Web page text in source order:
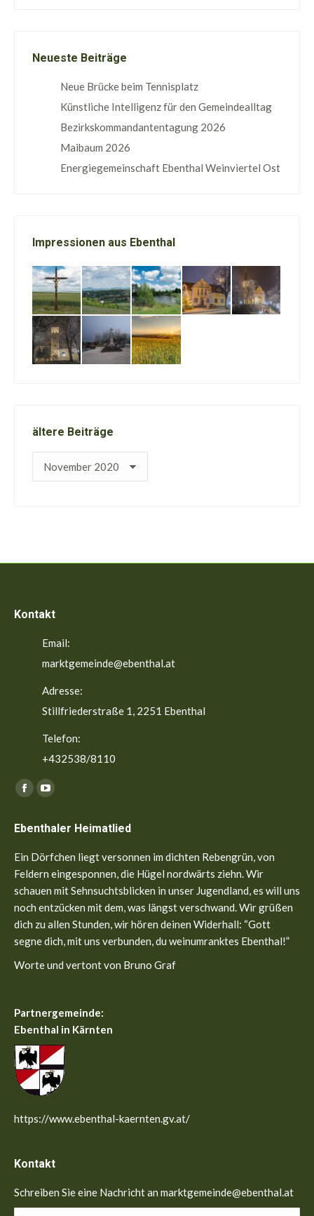
Neueste Beiträge
Neue Brücke beim Tennisplatz
Künstliche Intelligenz für den Gemeindealltag
Bezirkskommandantentagung 2026
Maibaum 2026
Energiegemeinschaft Ebenthal Weinviertel Ost
Impressionen aus Ebenthal
ältere Beiträge
ältere
Kontakt
Email:
marktgemeinde@ebenthal.at
Adresse:
Stillfriederstraße 1, 2251 Ebenthal
Telefon:
+432538/8110
Finden Sie uns auf:
Facebook
opens
in
new
window
YouTube
opens
in
new
window
Ebenthaler Heimatlied
Ein Dörfchen liegt versonnen im dichten Rebengrün, von
Feldern eingesponnen, die Hügel nordwärts ziehn. Wir
schauen mit Sehnsuchtsblicken in unser Jugendland, es will uns
noch entzücken mit dem, was längst verschwand. Wir grüßen
dich zu allen Stunden, wir hören deinen Widerhall: “Gott
segne dich, mit uns verbunden, du weinumranktes Ebenthal!”
Worte und vertont von Bruno Graf
Partnergemeinde:
Ebenthal in Kärnten
https://www.ebenthal-kaernten.gv.at/
Kontakt
Schreiben Sie eine Nachricht an marktgemeinde@ebenthal.at